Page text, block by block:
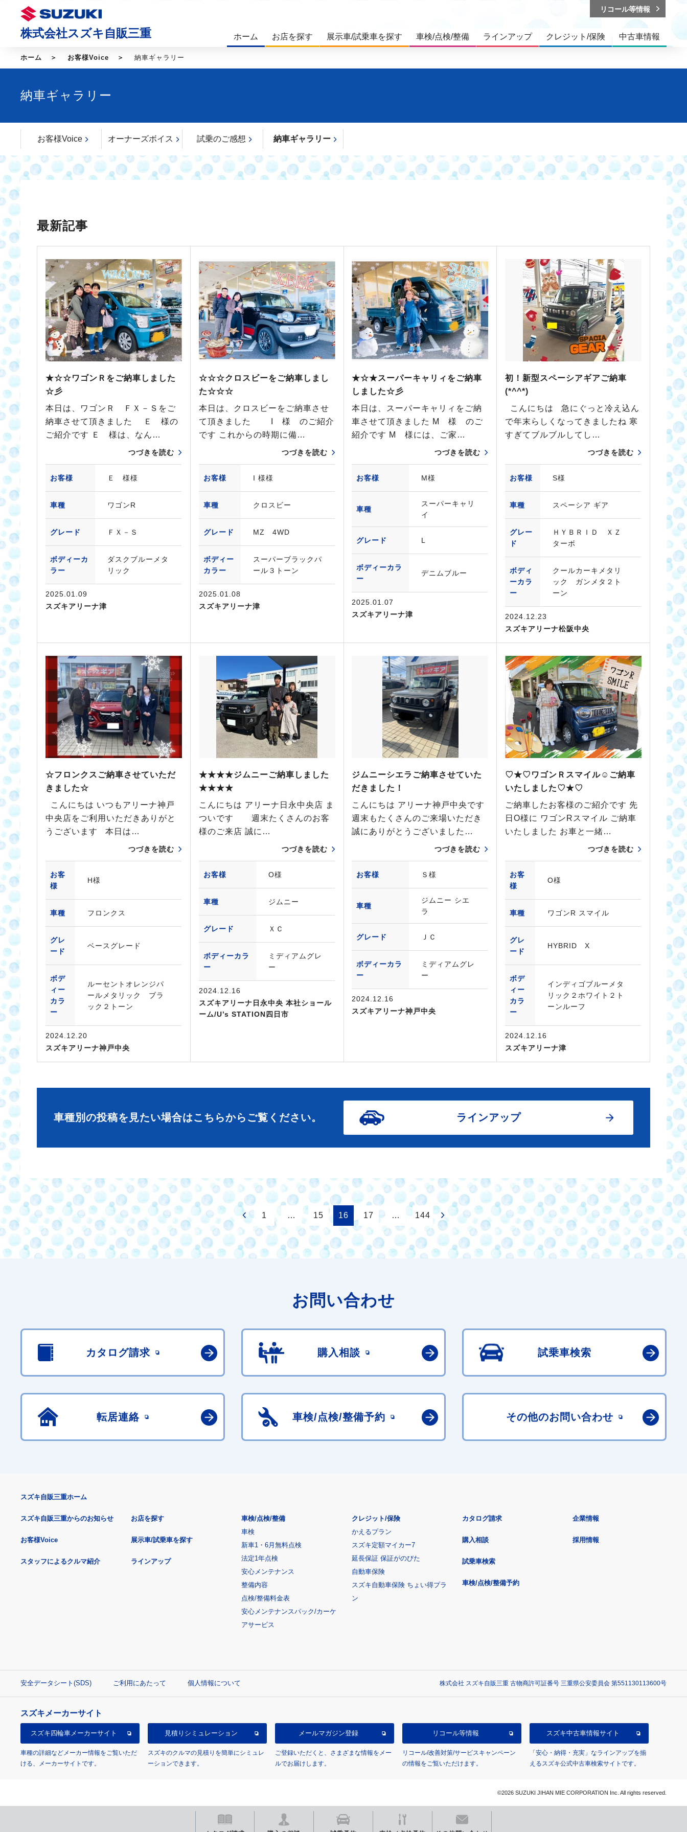
株式会社スズキ自販三重 ホーム お店を探す 展示車/試乗車を探す 車検/点検/整備 ラインアップ クレジット/保険 中古車情報
リコール等情報
ホーム お客様Voice 納車ギャラリー
納車ギャラリー
お客様Voice オーナーズボイス 試乗のご感想 納車ギャラリー
最新記事
★☆☆ワゴンＲをご納車しました
☆彡
本日は、ワゴンＲ ＦＸ－Ｓをご
納車させて頂きました Ｅ 様の
ご紹介です Ｅ 様は、なん…
つづきを読む
お客様 Ｅ 様様
車種 ワゴンR
グレード ＦＸ－Ｓ
ボディーカ
ラー
ダスクブルーメタ
リック
2025.01.09
スズキアリーナ津
☆☆☆クロスビーをご納車しまし
た☆☆☆
本日は、クロスビーをご納車させ
て頂きました I 様 のご紹介
です これからの時期に備…
つづきを読む
お客様 I 様様
車種 クロスビー
グレード MZ 4WD
ボディー
カラー
スーパーブラックパ
ール３トーン
2025.01.08
スズキアリーナ津
★☆★スーパーキャリィをご納車
しました☆彡
本日は、スーパーキャリィをご納
車させて頂きました M 様 のご
紹介です M 様には、ご家…
つづきを読む
お客様 M様
車種
スーパーキャリ
イ
グレード L
ボディーカラ
ー
デニムブルー
2025.01.07
スズキアリーナ津
初！新型スペーシアギアご納車
(*^^*)
こんにちは 急にぐっと冷え込ん
で年末らしくなってきましたね 寒
すぎてブルブルしてし…
つづきを読む
お客様 S様
車種 スペーシア ギア
グレー
ド
ＨＹＢＲＩＤ ＸＺ
ターボ
ボディ
ーカラ
ー
クールカーキメタリ
ック ガンメタ２ト
ーン
2024.12.23
スズキアリーナ松阪中央
☆フロンクスご納車させていただ
きました☆
こんにちは いつもアリーナ神戸
中央店をご利用いただきありがと
うございます 本日は…
つづきを読む
お客
様
H様
車種 フロンクス
グレ
ード
ベースグレード
ボデ
ィー
カラ
ー
ルーセントオレンジパ
ールメタリック ブラ
ック２トーン
2024.12.20
スズキアリーナ神戸中央
★★★★ジムニーご納車しました
★★★★
こんにちは アリーナ日永中央店 ま
ついです 週末たくさんのお客
様のご来店 誠に…
つづきを読む
お客様 O様
車種 ジムニー
グレード ＸＣ
ボディーカラ
ー
ミディアムグレ
ー
2024.12.16
スズキアリーナ日永中央 本社ショール
ーム/U’s STATION四日市
ジムニーシエラご納車させていた
だきました！
こんにちは アリーナ神戸中央です
週末もたくさんのご来場いただき
誠にありがとうございました…
つづきを読む
お客様 Ｓ様
車種
ジムニー シエ
ラ
グレード ＪＣ
ボディーカラ
ー
ミディアムグレ
ー
2024.12.16
スズキアリーナ神戸中央
♡★♡ワゴンＲスマイル☺ご納車
いたしました♡★♡
ご納車したお客様のご紹介です 先
日O様に ワゴンRスマイル ご納車
いたしました お車と一緒…
つづきを読む
お客
様
O様
車種 ワゴンR スマイル
グレ
ード
HYBRID X
ボデ
ィー
カラ
ー
インディゴブルーメタ
リック２ホワイト２ト
ーンルーフ
2024.12.16
スズキアリーナ津
車種別の投稿を見たい場合はこちらからご覧ください。 ラインアップ
1 … 15 16 17 … 144
お問い合わせ
カタログ請求 購入相談 試乗車検索
転居連絡 車検/点検/整備予約 その他のお問い合わせ
スズキ自販三重ホーム
スズキ自販三重からのお知らせ
お客様Voice
スタッフによるクルマ紹介
お店を探す
展示車/試乗車を探す
ラインアップ
車検/点検/整備
車検
新車1・6月無料点検
法定1年点検
安心メンテナンス
整備内容
点検/整備料金表
安心メンテナンスパック/カーケ
アサービス
クレジット/保険
かえるプラン
スズキ定額マイカー7
延長保証 保証がのびた
自動車保険
スズキ自動車保険 ちょい得プラ
ン
カタログ請求
購入相談
試乗車検索
車検/点検/整備予約
企業情報
採用情報
安全データシート(SDS) ご利用にあたって 個人情報について 株式会社 スズキ自販三重 古物商許可証番号 三重県公安委員会 第551130113600号
スズキメーカーサイト
スズキ四輪車メーカーサイト
車種の詳細などメーカー情報をご覧いただ
ける、メーカーサイトです。
見積り シミュレーション
スズキのクルマの見積りを簡単にシミュレ
ーションできます。
メールマガジン登録
ご登録いただくと、さまざまな情報をメー
ルでお届けします。
リコール等情報
リコール/改善対策/サービスキャンペーン
の情報をご覧いただけます。
スズキ中古車情報サイト
「安心・納得・充実」なラインアップを揃
えるスズキ公式中古車検索サイトです。
©2026 SUZUKI JIHAN MIE CORPORATION Inc. All rights reserved.